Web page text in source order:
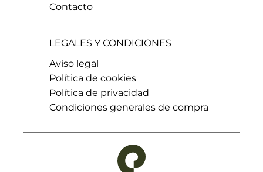
Contacto
LEGALES Y CONDICIONES
Aviso legal
Política de cookies
Política de privacidad
Condiciones generales de compra